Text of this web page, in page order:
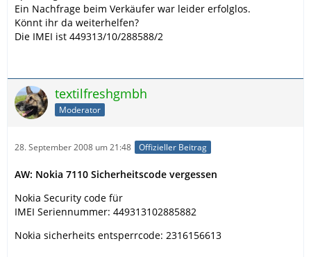
Ein Nachfrage beim Verkäufer war leider erfolglos.
Könnt ihr da weiterhelfen?
Die IMEI ist 449313/10/288588/2
textilfreshgmbh
Moderator
28. September 2008 um 21:48 Offizieller Beitrag
AW: Nokia 7110 Sicherheitscode vergessen
Nokia Security code für
IMEI Seriennummer: 449313102885882
Nokia sicherheits entsperrcode: 2316156613